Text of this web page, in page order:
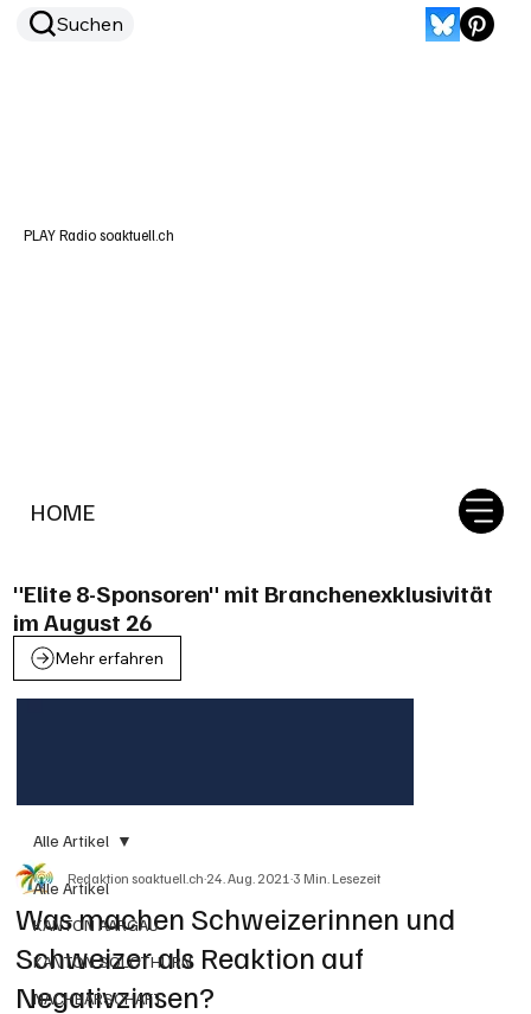
HOME
Suchen
PLAY Radio soaktuell.ch
"Elite 8-Sponsoren" mit Branchenexklusivität
im August 26
Mehr erfahren
Alle Artikel
KANTON AARGAU
KANTON SOLOTHURN
NACHBARSCHAFT
Alle Artikel
Was machen Schweizerinnen und
Schweizer als Reaktion auf
Negativzinsen?
Redaktion soaktuell.ch24. Aug. 20213 Min. Lesezeit